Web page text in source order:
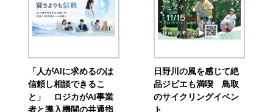
「人がAIに求めるのは
信頼し相談できるこ
と」 ロジカがAI事業
者と導入機関の共通指
日野川の風を感じて絶
品ジビエも満喫 鳥取
のサイクリングイベン
ト